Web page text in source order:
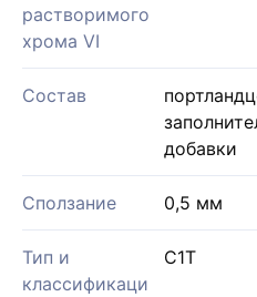
растворимого
хрома VI
Состав
добавки
Сползание 0,5 мм
Тип и
классификаци
C1T